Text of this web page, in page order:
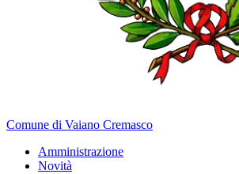
Comune di Vaiano Cremasco
Amministrazione
Novità